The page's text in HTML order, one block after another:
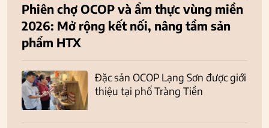
Phiên chợ OCOP và ẩm thực vùng miền
2026: Mở rộng kết nối, nâng tầm sản
phẩm HTX
Đặc sản OCOP Lạng Sơn được giới
thiệu tại phố Tràng Tiền